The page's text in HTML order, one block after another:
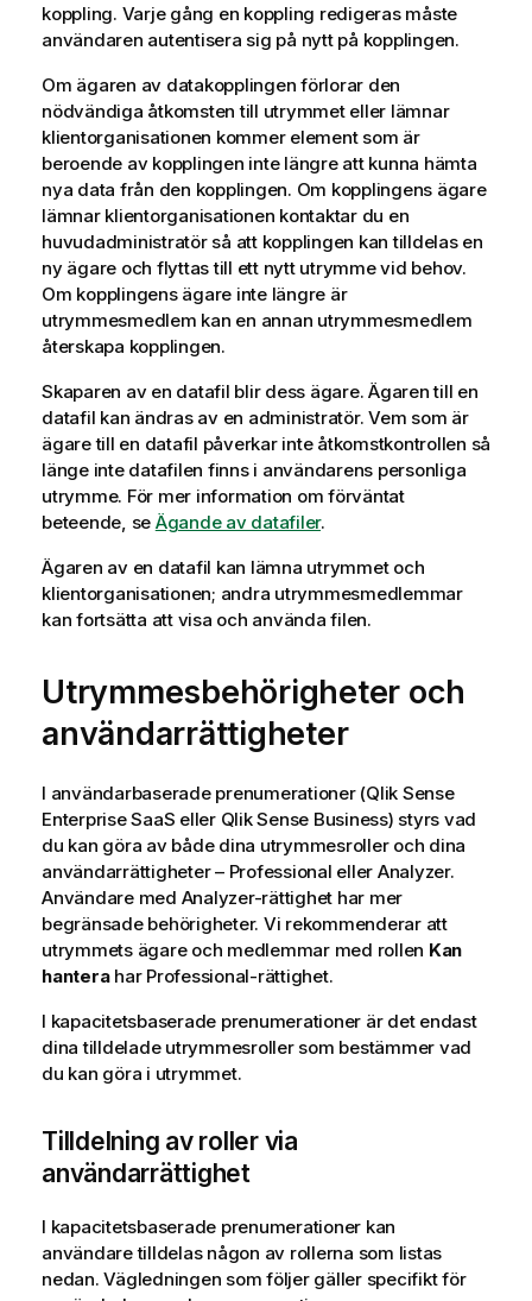
koppling. Varje gång en koppling redigeras måste
användaren autentisera sig på nytt på kopplingen.
Om ägaren av datakopplingen förlorar den
nödvändiga åtkomsten till utrymmet eller lämnar
klientorganisationen kommer element som är
beroende av kopplingen inte längre att kunna hämta
nya data från den kopplingen. Om kopplingens ägare
lämnar klientorganisationen kontaktar du en
huvudadministratör så att kopplingen kan tilldelas en
ny ägare och flyttas till ett nytt utrymme vid behov.
Om kopplingens ägare inte längre är
utrymmesmedlem kan en annan utrymmesmedlem
återskapa kopplingen.
Skaparen av en datafil blir dess ägare. Ägaren till en
datafil kan ändras av en administratör. Vem som är
ägare till en datafil påverkar inte åtkomstkontrollen så
länge inte datafilen finns i användarens personliga
utrymme. För mer information om förväntat
beteende, se Ägande av datafiler.
Ägaren av en datafil kan lämna utrymmet och
klientorganisationen; andra utrymmesmedlemmar
kan fortsätta att visa och använda filen.
Utrymmesbehörigheter och
användarrättigheter
I användarbaserade prenumerationer (Qlik Sense
Enterprise SaaS eller Qlik Sense Business) styrs vad
du kan göra av både dina utrymmesroller och dina
användarrättigheter – Professional eller Analyzer.
Användare med Analyzer-rättighet har mer
begränsade behörigheter. Vi rekommenderar att
utrymmets ägare och medlemmar med rollen Kan
hanterahar Professional-rättighet.
I kapacitetsbaserade prenumerationer är det endast
dina tilldelade utrymmesroller som bestämmer vad
du kan göra i utrymmet.
Tilldelning av roller via
användarrättighet
I kapacitetsbaserade prenumerationer kan
användare tilldelas någon av rollerna som listas
nedan. Vägledningen som följer gäller specifikt för